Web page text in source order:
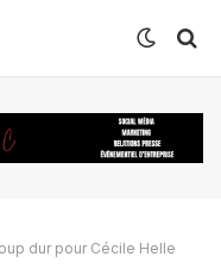
dur pour Cécile Helle